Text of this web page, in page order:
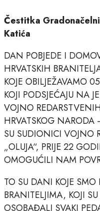
Čestitka
Katića
DAN POBJEDE I
HRVATSKIH
KOJE OBILJEŽAVAMO
KOJI PODSJEĆAJU NA
VOJNO
HRVATSKOG
SU SUDIONICI VOJNO
„OLUJA“, PRIJE 22
OMOGUĆILI NAM
TO SU DANI KOJE
BRANITELJIMA, KOJI
OSOBAĐALI SVAKI